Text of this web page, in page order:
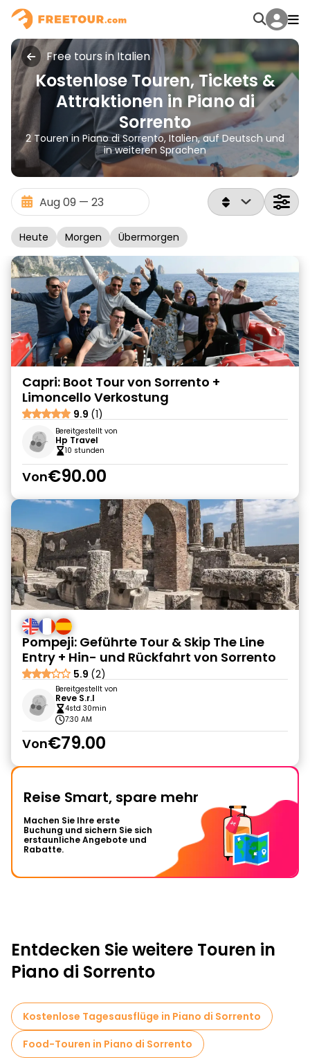
Free tours in Italien
Kostenlose Touren, Tickets &
Attraktionen in Piano di
Sorrento
2 Touren in Piano di Sorrento, Italien, auf Deutsch und
in weiteren Sprachen
Heute Morgen Übermorgen
Capri: Boot Tour von Sorrento +
Limoncello Verkostung
9.9 (1)
Bereitgestellt von
Hp Travel
10 stunden
Von€90.00
Pompeji: Geführte Tour & Skip The Line
Entry + Hin- und Rückfahrt von Sorrento
5.9 (2)
Bereitgestellt von
Reve S.r.l
4std 30min
7:30 AM
Von€79.00
Reise Smart, spare mehr
Machen Sie Ihre erste
Buchung und sichern Sie sich
erstaunliche Angebote und
Rabatte.
Entdecken Sie weitere Touren in
Piano di Sorrento
Kostenlose Tagesausflüge in Piano di Sorrento
Food-Touren in Piano di Sorrento